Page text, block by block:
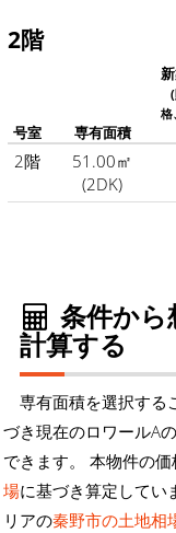
2階
号室 専有面積
格
2階
51.00㎡
(2DK)
条件から
計算する
専有面積を選択する
づき現在のロワールA
できます。 本物件の
場に基づき算定してい
リアの秦野市の土地相